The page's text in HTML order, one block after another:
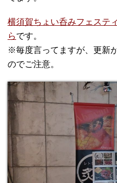
横須賀ちょい呑みフェス
らです。
※毎度言ってますが、更新
のでご注意。